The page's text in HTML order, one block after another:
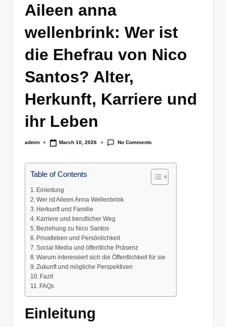
Aileen anna
wellenbrink: Wer ist
die Ehefrau von Nico
Santos? Alter,
Herkunft, Karriere und
ihr Leben
Posted
admin March 10, 2026 No Comments
Table of Contents
Einleitung
Wer ist Aileen Anna Wellenbrink
Herkunft und Familie
Karriere und beruflicher Weg
Beziehung zu Nico Santos
Privatleben und Persönlichkeit
Social Media und öffentliche Präsenz
Warum interessiert sich die Öffentlichkeit für sie
Zukunft und mögliche Perspektiven
Fazit
FAQs
Einleitung